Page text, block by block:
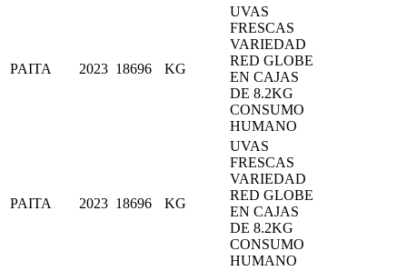
PAITA 2023 18696 KG
UVAS
FRESCAS
VARIEDAD
RED GLOBE
EN CAJAS
DE 8.2KG
CONSUMO
HUMANO
PAITA 2023 18696 KG
UVAS
FRESCAS
VARIEDAD
RED GLOBE
EN CAJAS
DE 8.2KG
CONSUMO
HUMANO